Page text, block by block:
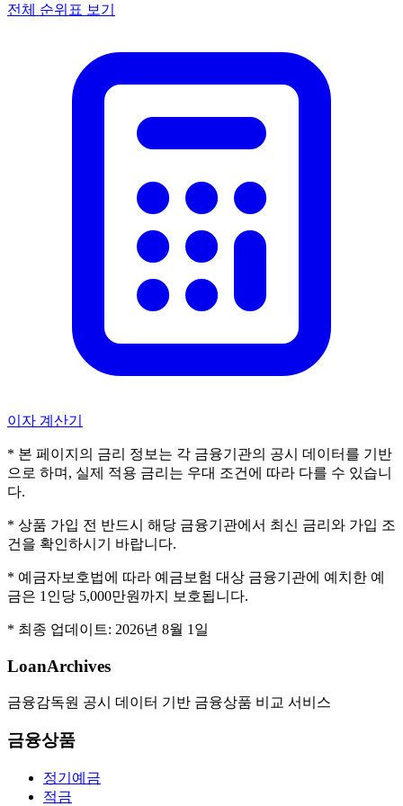
전체 순위표 보기
이자 계산기
* 본 페이지의 금리 정보는 각 금융기관의 공시 데이터를 기반
으로 하며, 실제 적용 금리는 우대 조건에 따라 다를 수 있습니
다.
* 상품 가입 전 반드시 해당 금융기관에서 최신 금리와 가입 조
건을 확인하시기 바랍니다.
* 예금자보호법에 따라 예금보험 대상 금융기관에 예치한 예
금은 1인당 5,000만원까지 보호됩니다.
* 최종 업데이트: 2026년 8월 1일
LoanArchives
금융감독원 공시 데이터 기반 금융상품 비교 서비스
금융상품
정기예금
적금